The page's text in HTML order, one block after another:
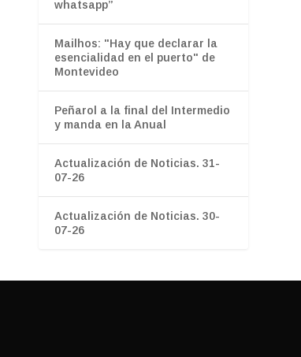
whatsapp”
Mailhos: "Hay que declarar la
esencialidad en el puerto" de
Montevideo
Peñarol a la final del Intermedio
y manda en la Anual
Actualización de Noticias. 31-
07-26
Actualización de Noticias. 30-
07-26